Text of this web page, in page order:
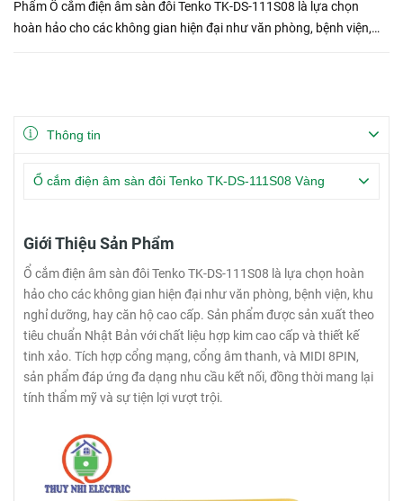
Phẩm Ổ cắm điện âm sàn đôi Tenko TK-DS-111S08 là lựa chọn
hoàn hảo cho các không gian hiện đại như văn phòng, bệnh viện,
Thông tin
Ổ cắm điện âm sàn đôi Tenko TK-DS-111S08 Vàng
Giới Thiệu Sản Phẩm
Ổ cắm điện âm sàn đôi Tenko TK-DS-111S08 là lựa chọn hoàn
hảo cho các không gian hiện đại như văn phòng, bệnh viện, khu
nghỉ dưỡng, hay căn hộ cao cấp. Sản phẩm được sản xuất theo
tiêu chuẩn Nhật Bản với chất liệu hợp kim cao cấp và thiết kế
tinh xảo. Tích hợp cổng mạng, cổng âm thanh, và MIDI 8PIN,
sản phẩm đáp ứng đa dạng nhu cầu kết nối, đồng thời mang lại
tính thẩm mỹ và sự tiện lợi vượt trội.